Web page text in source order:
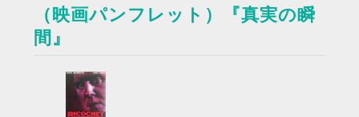
（映画パンフレット）『真実の瞬
間』